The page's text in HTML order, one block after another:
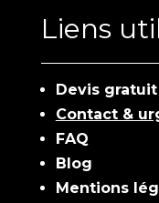
Liens
Devis
Contact &
FAQ
Blog
Mentions